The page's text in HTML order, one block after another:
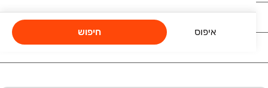
איפוס חיפוש